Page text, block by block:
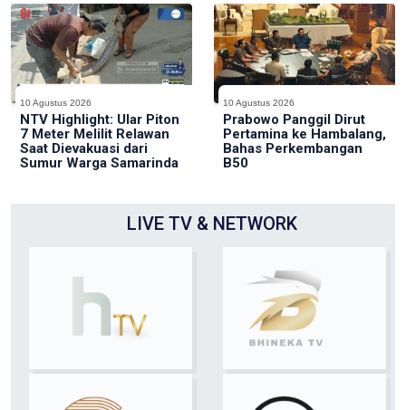
10 Agustus 2026
NTV Highlight: Ular Piton
7 Meter Melilit Relawan
Saat Dievakuasi dari
Sumur Warga Samarinda
10 Agustus 2026
Prabowo Panggil Dirut
Pertamina ke Hambalang,
Bahas Perkembangan
B50
LIVE TV & NETWORK